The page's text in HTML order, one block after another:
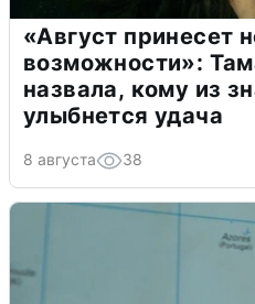
«Август принесет
возможности»:
назвала, кому из
улыбнется удача
8 августа 38